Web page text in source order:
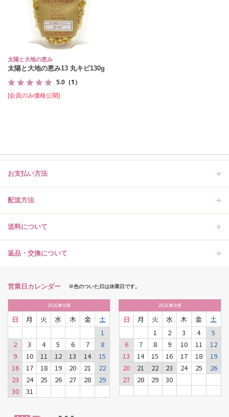
太陽と大地の恵み
太陽と大地の恵み13 丸キビ130g
5.0 （1）
[会員のみ価格公開]
お支払い方法
配送方法
送料について
返品・交換について
営業日カレンダー ※色のついた日は休業日です。
2026年8月
日 月 火 水 木 金
土
1
2
3 4 5 6 7
8
9
10 11 12 13 14
15
16
17 18 19 20 21
22
23
24 25 26 27 28
29
30
31
2026年9月
日 月 火 水 木 金
土
1
2 3 4
5
6
7 8 9 10 11
12
13
14 15 16 17 18
19
20
21 22 23 24 25
26
27
28 29 30